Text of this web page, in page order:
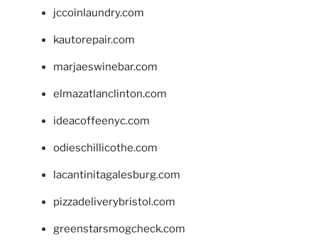
jccoinlaundry.com
kautorepair.com
marjaeswinebar.com
elmazatlanclinton.com
ideacoffeenyc.com
odieschillicothe.com
lacantinitagalesburg.com
pizzadeliverybristol.com
greenstarsmogcheck.com